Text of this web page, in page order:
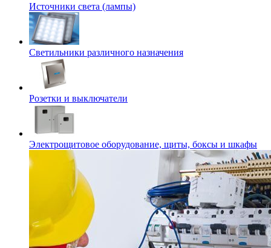
Источники света (лампы)
Светильники различного назначения
Розетки и выключатели
Электрощитовое оборудование, щиты, боксы и шкафы